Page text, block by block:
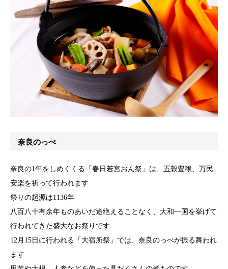
奈良のっぺ
奈良の1年をしめくくる「春日若宮おん祭」は、五穀豊穣、万民
安楽を祈って行われます
祭りの起源は1136年
八百八十有余年ものあいだ途絶えることなく、大和一国を挙げて
行われてきた盛大なお祭りです
12月15日に行われる「大宿所祭」では、奈良のっぺが振る舞われ
ます